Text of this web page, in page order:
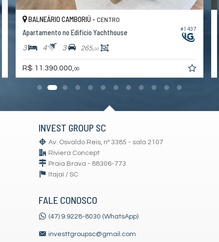
#1.437
BALNEÁRIO CAMBORIÚ -CENTRO
Apartamento no Edifício Yachthouse
3 4 3 265,00
R$ 11.390.000,00
INVEST GROUP SC
Av. Osvaldo Reis, nº 3385 - sala 2107
Riviera Concept
Praia Brava - 88306-773
Itajaí / SC
FALE CONOSCO
(47) 9.9228-8030 (WhatsApp)
investtgroupsc@gmail.com